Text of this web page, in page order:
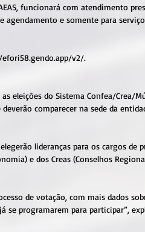
funcionará com atendimento
agendamento e somente para
v2/.
eleições do Sistema Confea/Crea/
comparecer na sede da
lideranças para os cargos de
e dos Creas (Conselhos
de votação, com mais dados
se programarem para participar”,